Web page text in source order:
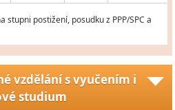
stupni postižení, posudku z PPP/SPC a
vzdělání s vyučením i
studium